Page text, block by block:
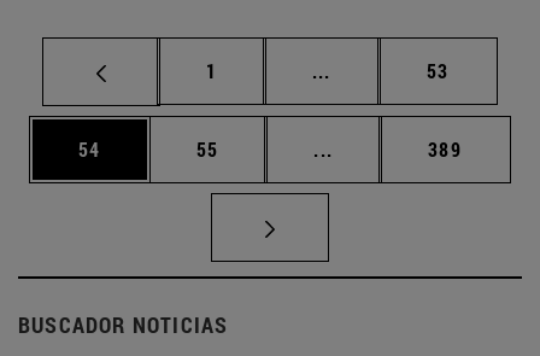
Página
1 ... Páginas intermedias
Página
53
Página
54 Página
55 ... Páginas intermedias
Página
389
BUSCADOR NOTICIAS